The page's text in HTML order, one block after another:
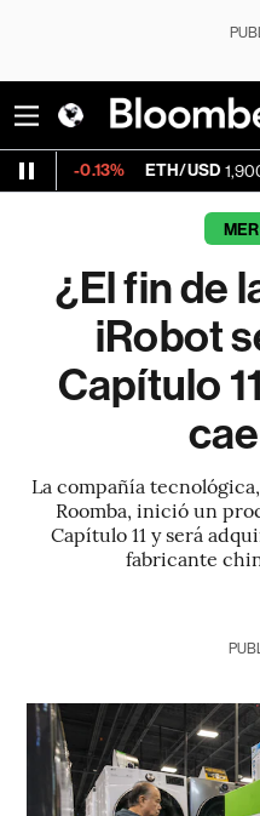
1,900.023 -0.31%
¿El fin de
iRobot
Capítulo
La compañía
Roomba, inició un
Capítulo 11 y será
fabricante